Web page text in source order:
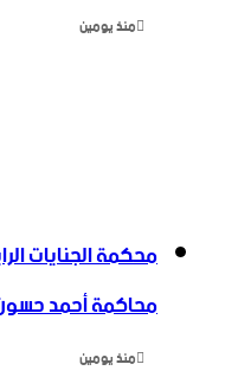
منذ يومين
محكمة الجنايات
محاكمة أحمد
منذ يومين